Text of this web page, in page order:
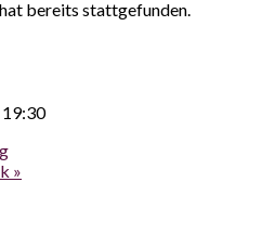
bereits stattgefunden.
19:30
»